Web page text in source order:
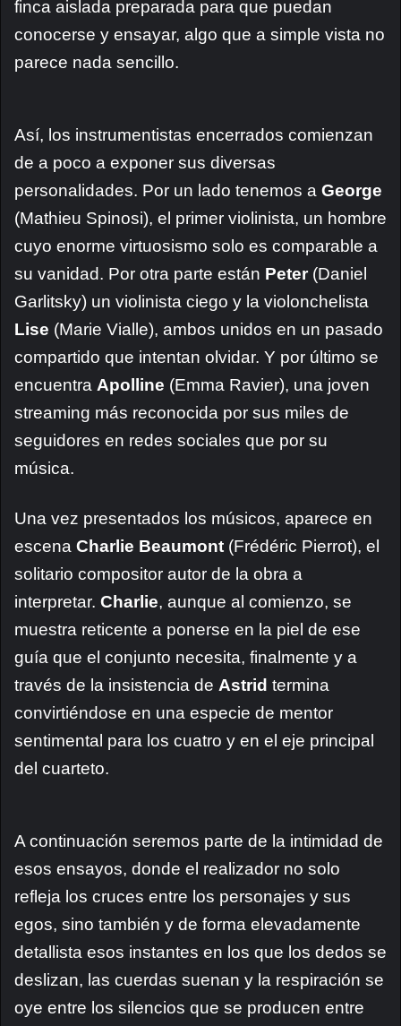
finca aislada preparada para que puedan
conocerse y ensayar, algo que a simple vista no
parece nada sencillo.
Así, los instrumentistas encerrados comienzan
de a poco a exponer sus diversas
personalidades. Por un lado tenemos a George
(Mathieu Spinosi), el primer violinista, un hombre
cuyo enorme virtuosismo solo es comparable a
su vanidad. Por otra parte están Peter (Daniel
Garlitsky) un violinista ciego y la violonchelista
Lise (Marie Vialle), ambos unidos en un pasado
compartido que intentan olvidar. Y por último se
encuentra Apolline (Emma Ravier), una joven
streaming más reconocida por sus miles de
seguidores en redes sociales que por su
música.
Una vez presentados los músicos, aparece en
escena Charlie Beaumont (Frédéric Pierrot), el
solitario compositor autor de la obra a
interpretar. Charlie, aunque al comienzo, se
muestra reticente a ponerse en la piel de ese
guía que el conjunto necesita, finalmente y a
través de la insistencia de Astrid termina
convirtiéndose en una especie de mentor
sentimental para los cuatro y en el eje principal
del cuarteto.
A continuación seremos parte de la intimidad de
esos ensayos, donde el realizador no solo
refleja los cruces entre los personajes y sus
egos, sino también y de forma elevadamente
detallista esos instantes en los que los dedos se
deslizan, las cuerdas suenan y la respiración se
oye entre los silencios que se producen entre